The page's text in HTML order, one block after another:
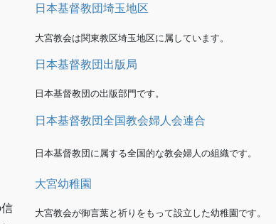
日本基督教団埼玉地区
大宮教会は関東教区埼玉地区に属しています。
日本基督教団出版局
日本基督教団の出版部門です。
日本基督教団全国教会婦人会連合
日本基督教団に属する全国的な教会婦人の組織です。
大宮幼稚園
大宮教会が御言葉と祈りをもって設立した幼稚園です。